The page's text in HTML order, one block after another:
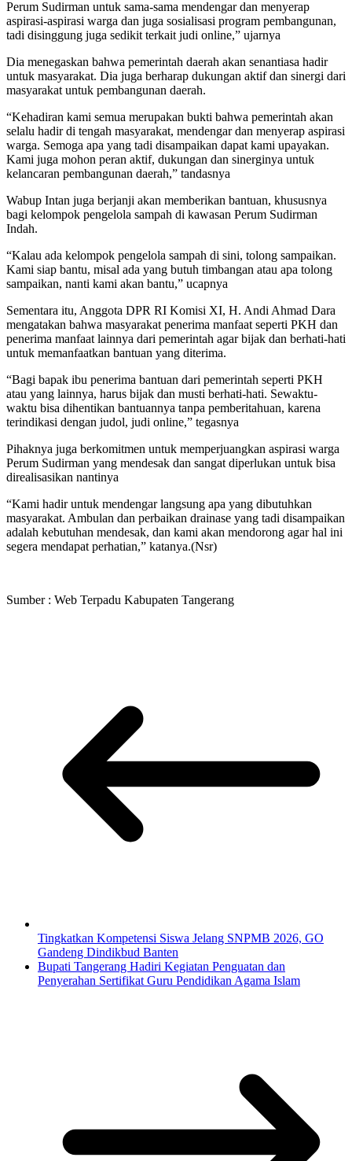
Perum Sudirman untuk sama-sama mendengar dan menyerap
aspirasi-aspirasi warga dan juga sosialisasi program pembangunan,
tadi disinggung juga sedikit terkait judi online,” ujarnya
Dia menegaskan bahwa pemerintah daerah akan senantiasa hadir
untuk masyarakat. Dia juga berharap dukungan aktif dan sinergi dari
masyarakat untuk pembangunan daerah.
“Kehadiran kami semua merupakan bukti bahwa pemerintah akan
selalu hadir di tengah masyarakat, mendengar dan menyerap aspirasi
warga. Semoga apa yang tadi disampaikan dapat kami upayakan.
Kami juga mohon peran aktif, dukungan dan sinerginya untuk
kelancaran pembangunan daerah,” tandasnya
Wabup Intan juga berjanji akan memberikan bantuan, khususnya
bagi kelompok pengelola sampah di kawasan Perum Sudirman
Indah.
“Kalau ada kelompok pengelola sampah di sini, tolong sampaikan.
Kami siap bantu, misal ada yang butuh timbangan atau apa tolong
sampaikan, nanti kami akan bantu,” ucapnya
Sementara itu, Anggota DPR RI Komisi XI, H. Andi Ahmad Dara
mengatakan bahwa masyarakat penerima manfaat seperti PKH dan
penerima manfaat lainnya dari pemerintah agar bijak dan berhati-hati
untuk memanfaatkan bantuan yang diterima.
“Bagi bapak ibu penerima bantuan dari pemerintah seperti PKH
atau yang lainnya, harus bijak dan musti berhati-hati. Sewaktu-
waktu bisa dihentikan bantuannya tanpa pemberitahuan, karena
terindikasi dengan judol, judi online,” tegasnya
Pihaknya juga berkomitmen untuk memperjuangkan aspirasi warga
Perum Sudirman yang mendesak dan sangat diperlukan untuk bisa
direalisasikan nantinya
“Kami hadir untuk mendengar langsung apa yang dibutuhkan
masyarakat. Ambulan dan perbaikan drainase yang tadi disampaikan
adalah kebutuhan mendesak, dan kami akan mendorong agar hal ini
segera mendapat perhatian,” katanya.(Nsr)
Sumber : Web Terpadu Kabupaten Tangerang
Tingkatkan Kompetensi Siswa Jelang SNPMB 2026, GO
Gandeng Dindikbud Banten
Bupati Tangerang Hadiri Kegiatan Penguatan dan
Penyerahan Sertifikat Guru Pendidikan Agama Islam